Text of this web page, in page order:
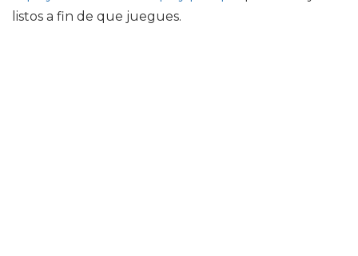
listos a fin de que juegues.